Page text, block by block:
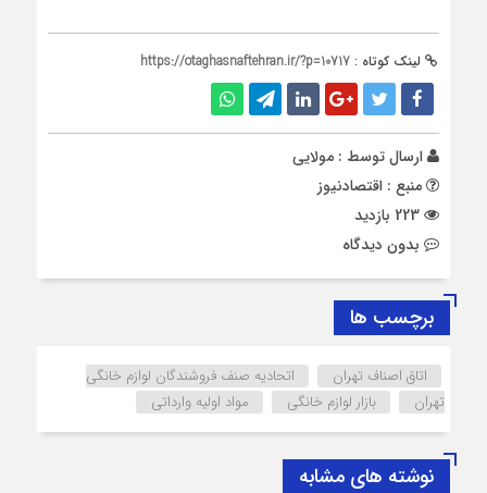
لینک کوتاه : https://otaghasnaftehran.ir/?p=10717
ارسال توسط : مولایی
منبع : اقتصادنیوز
بدون دیدگاه
برچسب ها
اتاق اصناف تهران
اتحادیه صنف فروشندگان لوازم خانگی
تهران
بازار لوازم خانگی مواد اولیه وارداتی
نوشته های مشابه